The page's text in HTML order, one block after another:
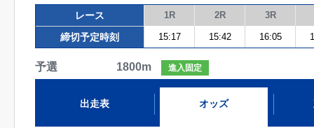
レース 1R 2R 3R
締切予定時刻 15:17 15:42 16:05
予選 1800m 進入固定
出走表 オッズ